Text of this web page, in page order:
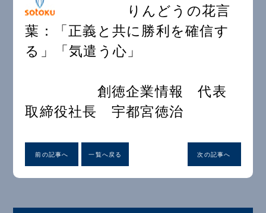
りんどうの花言
葉：「正義と共に勝利を確信す
る」「気遣う心」
創徳企業情報 代表
取締役社長 宇都宮徳治
前の記事へ 一覧へ戻る 次の記事へ